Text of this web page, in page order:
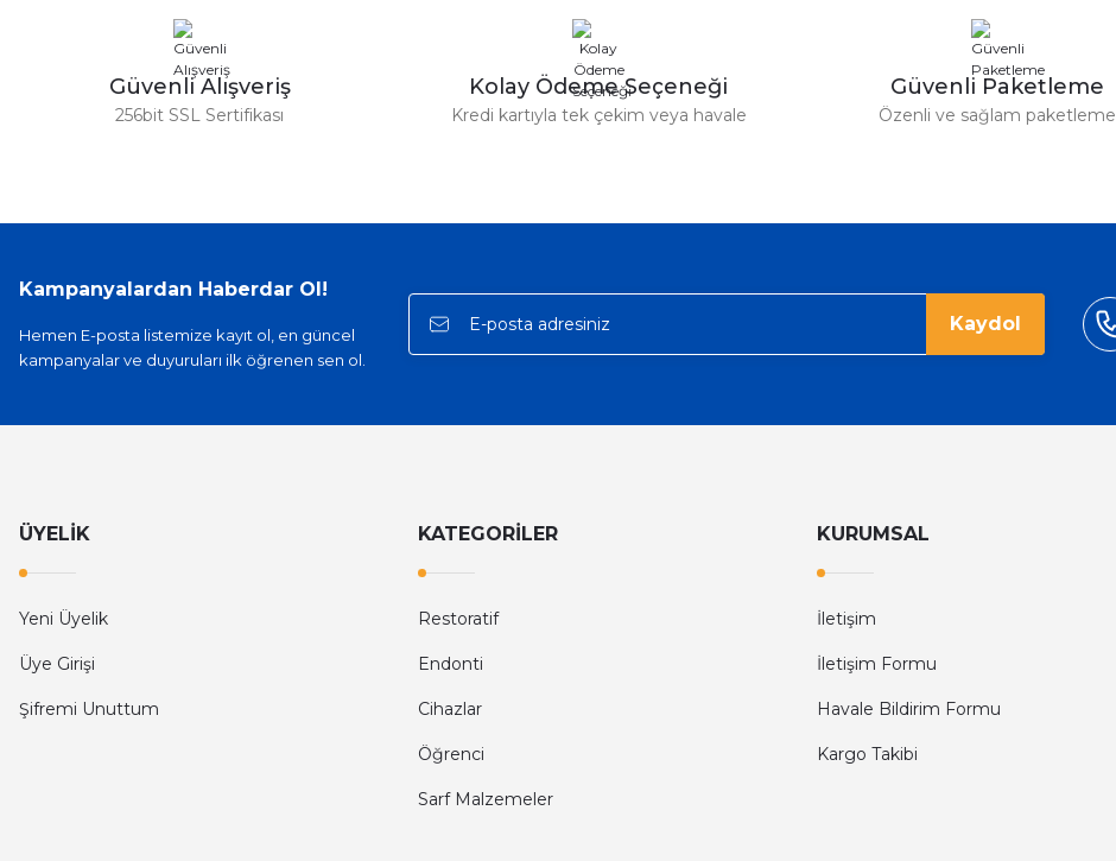
Güvenli Alışveriş
256bit SSL Sertifikası
Kolay Ödeme Seçeneği
Kredi kartıyla tek çekim veya havale
Güvenli Paketleme
Özenli ve sağlam paketleme
Kampanyalardan Haberdar Ol!
Hemen E-posta listemize kayıt ol, en güncel
kampanyalar ve duyuruları ilk öğrenen sen ol.
Kaydol
ÜYELİK
Yeni Üyelik
Üye Girişi
Şifremi Unuttum
KATEGORİLER
Restoratif
Endonti
Cihazlar
Öğrenci
Sarf Malzemeler
KURUMSAL
İletişim
İletişim Formu
Havale Bildirim Formu
Kargo Takibi